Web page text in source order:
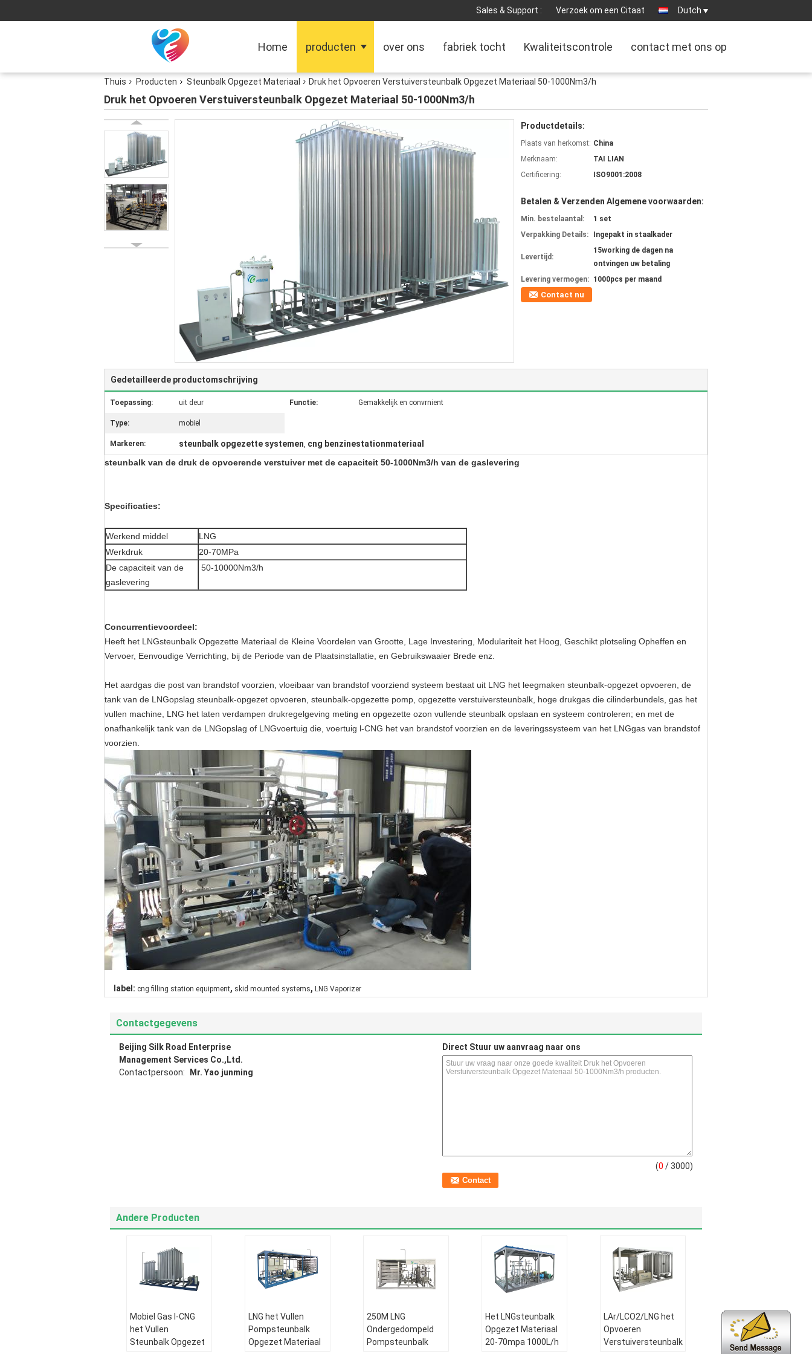
Sales & Support : Verzoek om een Citaat Dutch
Home producten over ons fabriek tocht Kwaliteitscontrole contact met ons op
Thuis Producten Steunbalk Opgezet Materiaal Druk het Opvoeren Verstuiversteunbalk Opgezet Materiaal 50-1000Nm3/h
Druk het Opvoeren Verstuiversteunbalk Opgezet Materiaal 50-1000Nm3/h
Productdetails:
Plaats van herkomst: China
Merknaam:
TAI LIAN
Certificering:
ISO9001:2008
Betalen & Verzenden Algemene voorwaarden:
Min. bestelaantal:
1 set
Verpakking Details:
Ingepakt in staalkader
Levertijd:
15working de dagen na
ontvingen uw betaling
Levering vermogen: 1000pcs per maand
Contact nu
Gedetailleerde productomschrijving
Toepassing: uit deur Functie: Gemakkelijk en convrnient
Type: mobiel
Markeren: steunbalk opgezette systemen, cng benzinestationmateriaal
steunbalk van de druk de opvoerende verstuiver met de capaciteit 50-1000Nm3/h van de gaslevering
Specificaties:
Werkend middel
LNG
Werkdruk
20-70MPa
De capaciteit van de
gaslevering
50-10000Nm3/h
Concurrentievoordeel:
Heeft het LNGsteunbalk Opgezette Materiaal de Kleine Voordelen van Grootte, Lage Investering, Modulariteit het Hoog, Geschikt plotseling Opheffen en
Vervoer, Eenvoudige Verrichting, bij de Periode van de Plaatsinstallatie, en Gebruikswaaier Brede enz.
Het aardgas die post van brandstof voorzien, vloeibaar van brandstof voorziend systeem bestaat uit LNG het leegmaken steunbalk-opgezet opvoeren, de
tank van de LNGopslag steunbalk-opgezet opvoeren, steunbalk-opgezette pomp, opgezette verstuiversteunbalk, hoge drukgas die cilinderbundels, gas het
vullen machine, LNG het laten verdampen drukregelgeving meting en opgezette ozon vullende steunbalk opslaan en systeem controleren; en met de
onafhankelijk tank van de LNGopslag of LNGvoertuig die, voertuig l-CNG het van brandstof voorzien en de leveringssysteem van het LNGgas van brandstof
voorzien.
label: cng filling station equipment, skid mounted systems, LNG Vaporizer
Contactgegevens
Beijing Silk Road Enterprise
Management Services Co.,Ltd.
Contactpersoon:
Mr. Yao junming
Direct Stuur uw aanvraag naar ons
(0 / 3000)
Andere Producten
Mobiel Gas l-CNG
het Vullen
Steunbalk Opgezet
LNG het Vullen
Pompsteunbalk
Opgezet Materiaal
250M LNG
Ondergedompeld
Pompsteunbalk
Het LNGsteunbalk
Opgezet Materiaal
20-70mpa 1000L/h
LAr/LCO2/LNG het
Opvoeren
Verstuiversteunbalk